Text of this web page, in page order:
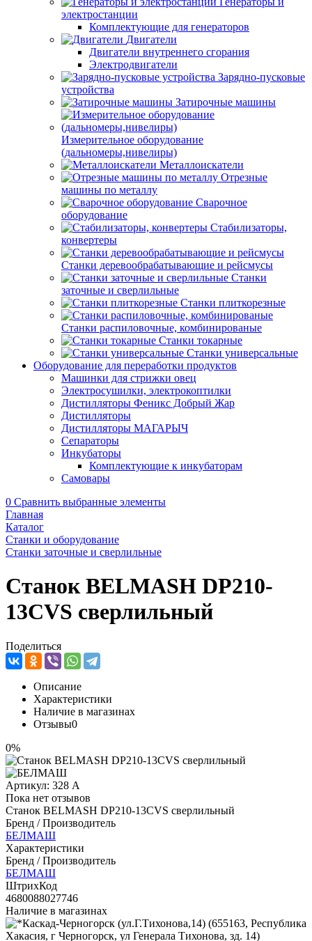
электростанции
Комплектующие для генераторов
Двигатели
Двигатели внутреннего сгорания
Электродвигатели
Зарядно-пусковые
устройства
Затирочные машины
Измерительное оборудование
(дальномеры,нивелиры)
Металлоискатели
Отрезные
машины по металлу
Сварочное
оборудование
Стабилизаторы,
конвертеры
Станки деревообрабатывающие и рейсмусы
Станки
заточные и сверлильные
Станки плиткорезные
Станки распиловочные, комбинированые
Станки токарные
Станки универсальные
Оборудование для переработки продуктов
Машинки для стрижки овец
Электросушилки, электрокоптилки
Дистилляторы Феникс Добрый Жар
Дистилляторы
Дистилляторы МАГАРЫЧ
Сепараторы
Инкубаторы
Комплектующие к инкубаторам
Самовары
0 Сравнить выбранные элементы
Главная
Каталог
Станки и оборудование
Станки заточные и сверлильные
Станок BELMASH DP210-
13CVS сверлильный
Поделиться
Описание
Характеристики
Наличие в магазинах
Отзывы0
0%
Артикул: 328 А
Пока нет отзывов
Станок BELMASH DP210-13CVS сверлильный
Бренд / Производитель
БЕЛМАШ
Характеристики
Бренд / Производитель
БЕЛМАШ
ШтрихКод
4680088027746
Наличие в магазинах